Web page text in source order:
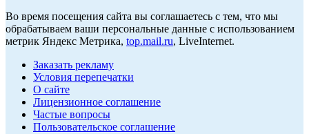
Во время посещения сайта вы соглашаетесь с тем, что мы
обрабатываем ваши персональные данные с использованием
метрик Яндекс Метрика, top.mail.ru, LiveInternet.
Заказать рекламу
Условия перепечатки
О сайте
Лицензионное соглашение
Частые вопросы
Пользовательское соглашение